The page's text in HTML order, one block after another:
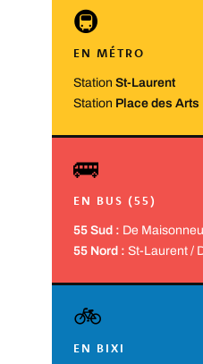
🚇
EN MÉTRO
Station St-Laurent
Station Place des Arts
🚌
EN BUS (55)
55 Sud : De
55 Nord : St-Laurent /
🚲
EN BIXI